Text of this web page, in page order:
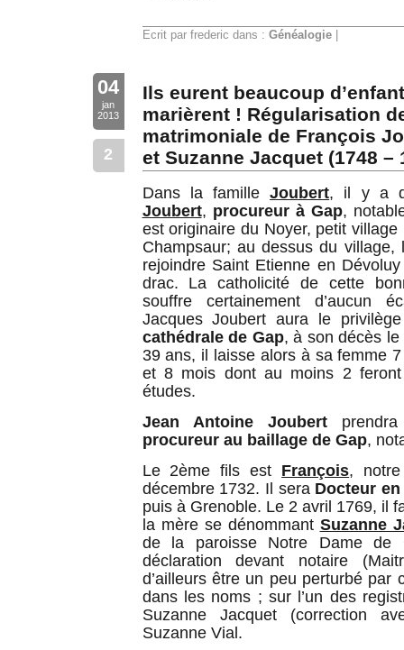
Ecrit par frederic dans : Généalogie|
04
jan
2013
2
Ils eurent beaucoup
marièrent ! Régularisation
matrimoniale de François
et Suzanne Jacquet (1748 –
Dans la familleJoubert, il y a
Joubert, procureur à Gap,
est originaire du Noyer, petit
Champsaur; au dessus du
rejoindre Saint Etienne en
drac. La catholicité de cette
souffre certainement d’aucun
Jacques Joubert aura le privilège
cathédrale de Gap, à son décès
39 ans, il laisse alors à sa femme
et 8 mois dont au moins 2
études.
Jean Antoine Joubert
procureur au baillage de Gap,
Le 2ème fils est François,
décembre 1732. Il sera Docteur
puis à Grenoble. Le 2 avril 1769, il
la mère se dénommant Suzanne
de la paroisse Notre Dame de
déclaration devant notaire
d’ailleurs être un peu perturbé par
dans les noms ; sur l’un des
Suzanne Jacquet (correction
Suzanne Vial.